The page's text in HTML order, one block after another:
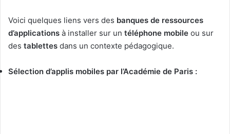
Voici quelques liens vers des banques de ressources
d’applications à installer sur un téléphone mobile ou sur
des tablettes dans un contexte pédagogique.
Sélection d’applis mobiles par l’Académie de Paris :